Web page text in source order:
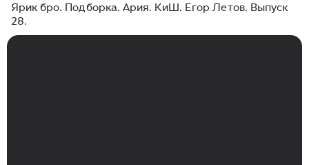
Ярик бро. Подборка. Ария. КиШ. Егор Летов. Выпуск
28.